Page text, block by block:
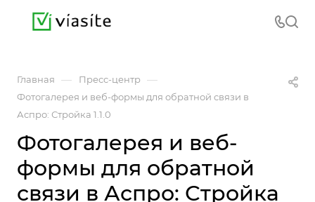
Главная — Пресс-центр —
Фотогалерея и веб-формы для обратной связи в
Аспро: Стройка 1.1.0
Фотогалерея и веб-
формы для обратной
связи в Аспро: Стройка